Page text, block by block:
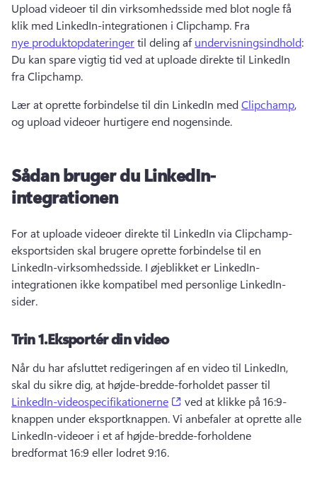
Upload videoer til din virksomhedsside med blot nogle få
klik med LinkedIn-integrationen i Clipchamp. Fra
nye produktopdateringer til deling af undervisningsindhold:
Du kan spare vigtig tid ved at uploade direkte til LinkedIn
fra Clipchamp.
Lær at oprette forbindelse til din LinkedIn med Clipchamp,
og upload videoer hurtigere end nogensinde.
Sådan bruger du LinkedIn-
integrationen
For at uploade videoer direkte til LinkedIn via Clipchamp-
eksportsiden skal brugere oprette forbindelse til en
LinkedIn-virksomhedsside. I øjeblikket er LinkedIn-
integrationen ikke kompatibel med personlige LinkedIn-
sider.
Trin 1.Eksportér din video
Når du har afsluttet redigeringen af en video til LinkedIn,
skal du sikre dig, at højde-bredde-forholdet passer til
LinkedIn-videospecifikationerne
(opens in a new tab)
ved at klikke på 16:9-
knappen under eksportknappen. Vi anbefaler at oprette alle
LinkedIn-videoer i et af højde-bredde-forholdene
bredformat 16:9 eller lodret 9:16.